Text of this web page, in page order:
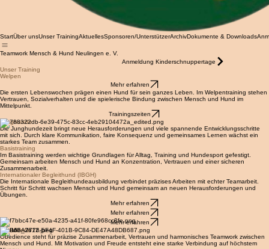
Sponsoren/Unterstützer Archiv Dokumente & Downloads
Teamwork Mensch & Hund Neulingen e. V.
Anmeldung Kinderschnuppertage
Unser Training
Welpen
Die ersten Lebenswochen prägen einen Hund für sein ganzes Leben. Im Welpentraining stehen
Vertrauen, Sozialverhalten und die spielerische Bindung zwischen Mensch und Hund im
Mittelpunkt.
Trainingszeiten
Junghunde
Die Junghundezeit bringt neue Herausforderungen und viele spannende Entwicklungsschritte
mit sich. Durch klare Kommunikation, faire Konsequenz und gemeinsames Lernen wächst ein
starkes Team zusammen.
Basistraining
Im Basistraining werden wichtige Grundlagen für Alltag, Training und Hundesport gefestigt.
Gemeinsam arbeiten Mensch und Hund an Konzentration, Vertrauen und einer sicheren
Zusammenarbeit.
Internationaler Begleithund (IBGH)
Die Internationale Begleithundeausbildung verbindet präzises Arbeiten mit echter Teamarbeit.
Schritt für Schritt wachsen Mensch und Hund gemeinsam an neuen Herausforderungen und
Übungen.
Mehr erfahren
Mehr erfahren
Mehr erfahren